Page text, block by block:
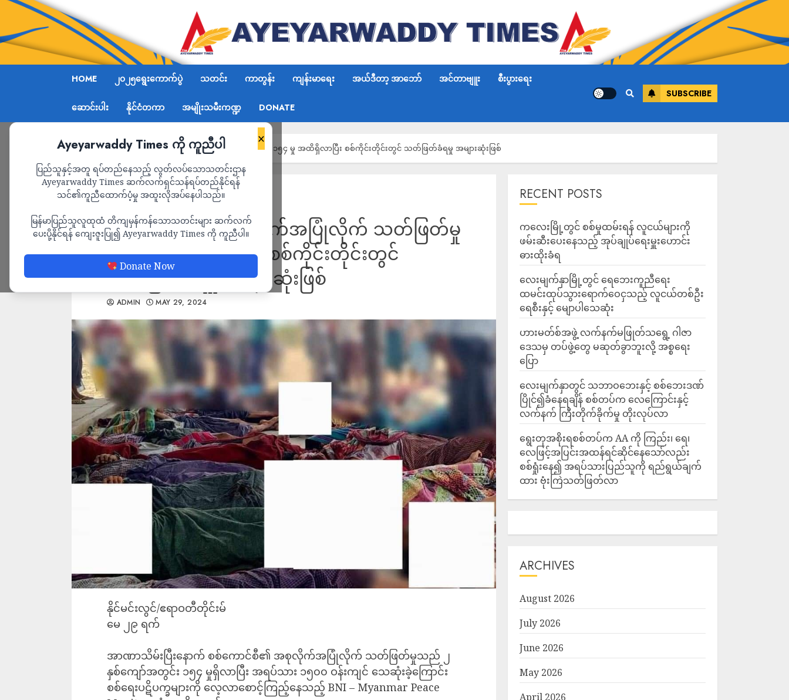
HOME ၂၀၂၅ရွေးကောက်ပွဲ သတင်း ကာတွန်း ကျန်းမာရေး အယ်ဒီတာ့ အာဘော် အင်တာဗျူး စီးပွားရေး
ဆောင်းပါး နိုင်ငံတကာ အမျိုးသမီးကဏ္ဍ DONATE
SUBSCRIBE
×
Ayeyarwaddy Times ကို ကူညီပါ
ပြည်သူနှင့်အတူ ရပ်တည်နေသည့် လွတ်လပ်သောသတင်းဌာန
Ayeyarwaddy Times ဆက်လက်ရှင်သန်ရပ်တည်နိုင်ရန်
သင်၏ကူညီထောက်ပံ့မှု အထူးလိုအပ်နေပါသည်။
မြန်မာပြည်သူလူထုထံ တိကျမှန်ကန်သောသတင်းများ ဆက်လက်
ပေးပို့နိုင်ရန် ကျေးဇူးပြု၍ Ayeyarwaddy Times ကို ကူညီပါ။
Donate Now
Home စစ်ကောင်စီ၏ အစုလိုက်အပြုံလိုက် သတ်ဖြတ်မှု ၁၅၄ မှု အထိရှိလာပြီး စစ်ကိုင်းတိုင်းတွင် သတ်ဖြတ်ခံရမှု အများဆုံးဖြစ်
သတင်း
စစ်ကောင်စီ၏ အစုလိုက်အပြုံလိုက် သတ်ဖြတ်မှု
၁၅၄ မှု အထိရှိလာပြီး စစ်ကိုင်းတိုင်းတွင်
သတ်ဖြတ်ခံရမှု အများဆုံးဖြစ်
ADMIN MAY 29, 2024
နိုင်မင်းလွင်/ဧရာဝတီတိုင်းမ်
မေ ၂၉ ရက်
အာဏာသိမ်းပြီးနောက် စစ်ကောင်စီ၏ အစုလိုက်အပြုံလိုက် သတ်ဖြတ်မှုသည် ၂
နှစ်ကျော်အတွင်း ၁၅၄ မှုရှိလာပြီး အရပ်သား ၁၅၀၀ ဝန်းကျင် သေဆုံးခဲ့ကြောင်း
စစ်ရေးပဋိပက္ခများကို လေ့လာစောင့်ကြည့်နေသည့် BNI – Myanmar Peace
RECENT POSTS
ကလေးမြို့တွင် စစ်မှုထမ်းရန် လူငယ်များကို
ဖမ်းဆီးပေးနေသည့် အုပ်ချုပ်ရေးမှူးဟောင်း
ဓားထိုးခံရ
လေးမျက်နှာမြို့တွင် ရေဘေးကူညီရေး
ထမင်းထုပ်သွားရောက်ဝေငှသည့် လူငယ်တစ်ဦး
ရေစီးနှင့် မျောပါသေဆုံး
ဟားမတ်စ်အဖွဲ့ လက်နက်မဖြုတ်သရွေ့ ဂါဇာ
ဒေသမှ တပ်ဖွဲ့တွေ မဆုတ်ခွာဘူးလို့ အစ္စရေး
ပြော
‎လေးမျက်နှာတွင် သဘာဝဘေးနှင့် စစ်ဘေးဒဏ်
ပြိုင်၍ခံနေရချိန် စစ်တပ်က လေကြောင်းနှင့်
လက်နက် ကြီးတိုက်ခိုက်မှု တိုးလုပ်လာ
ရွေးတုအစိုးရစစ်တပ်က AA ကို ကြည်း၊ ရေ၊
လေဖြင့်အပြင်းအထန်ရင်ဆိုင်နေသော်လည်း
စစ်ရှုံးနေ၍ အရပ်သားပြည်သူကို ရည်ရွယ်ချက်
ထား ဗုံးကြဲသတ်ဖြတ်လာ
ARCHIVES
August 2026
July 2026
June 2026
May 2026
April 2026